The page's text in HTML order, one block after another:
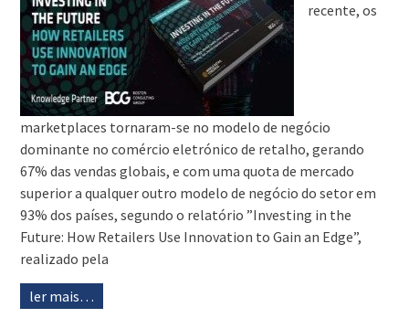
recente, os
marketplaces tornaram-se no modelo de negócio
dominante no comércio eletrónico de retalho, gerando
67% das vendas globais, e com uma quota de mercado
superior a qualquer outro modelo de negócio do setor em
93% dos países, segundo o relatório ”Investing in the
Future: How Retailers Use Innovation to Gain an Edge”,
realizado pela
ler mais…